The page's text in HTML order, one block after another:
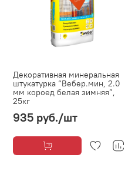
Декоративная минеральная
штукатурка “Вебер.мин, 2.0
мм короед белая зимняя”,
25кг
935 руб./шт